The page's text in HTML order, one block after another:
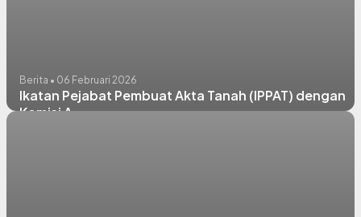
Berita • 06 Februari 2026
Ikatan Pejabat Pembuat Akta Tanah (IPPAT) dengan
Komisi A